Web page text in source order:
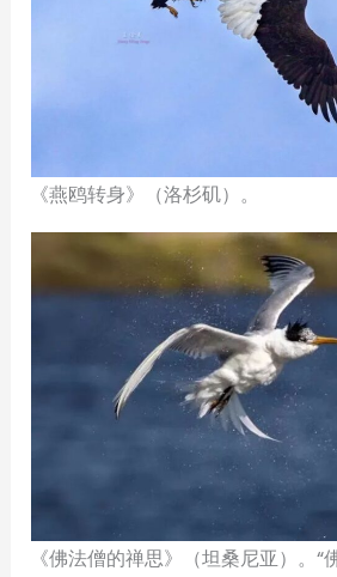
《燕鸥转身》（洛杉矶）。
《佛法僧的禅思》（坦桑尼亚）。“